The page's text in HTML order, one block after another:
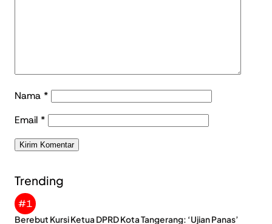
Nama *
Email *
Trending
#1
Berebut Kursi Ketua DPRD Kota Tangerang: ‘Ujian Panas’